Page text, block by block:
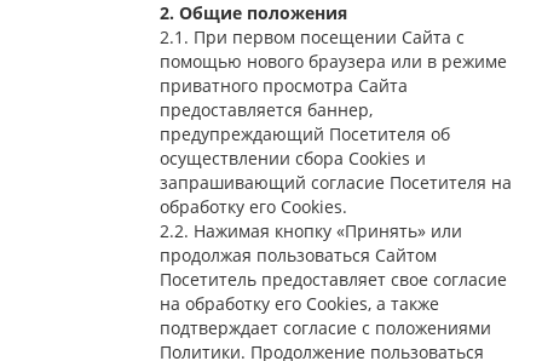
2. Общие положения
2.1. При первом посещении Сайта с
помощью нового браузера или в режиме
приватного просмотра Сайта
предоставляется баннер,
предупреждающий Посетителя об
осуществлении сбора Сookies и
запрашивающий согласие Посетителя на
обработку его Сookies.
2.2. Нажимая кнопку «Принять» или
продолжая пользоваться Сайтом
Посетитель предоставляет свое согласие
на обработку его Сookies, а также
подтверждает согласие с положениями
Политики. Продолжение пользоваться